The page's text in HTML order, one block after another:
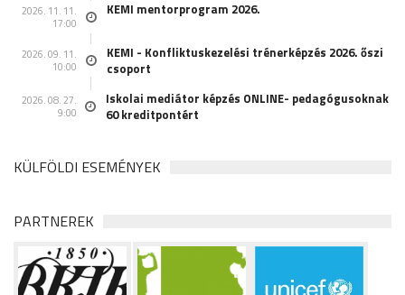
2026. 11. 11.
17:00
KEMI mentorprogram 2026.
2026. 09. 11.
10:00
KEMI - Konfliktuskezelési trénerképzés 2026. őszi
csoport
2026. 08. 27.
9:00
Iskolai mediátor képzés ONLINE- pedagógusoknak
60 kreditpontért
KÜLFÖLDI ESEMÉNYEK
PARTNEREK